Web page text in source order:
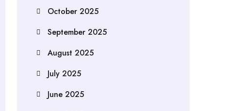
October 2025
September 2025
August 2025
July 2025
June 2025